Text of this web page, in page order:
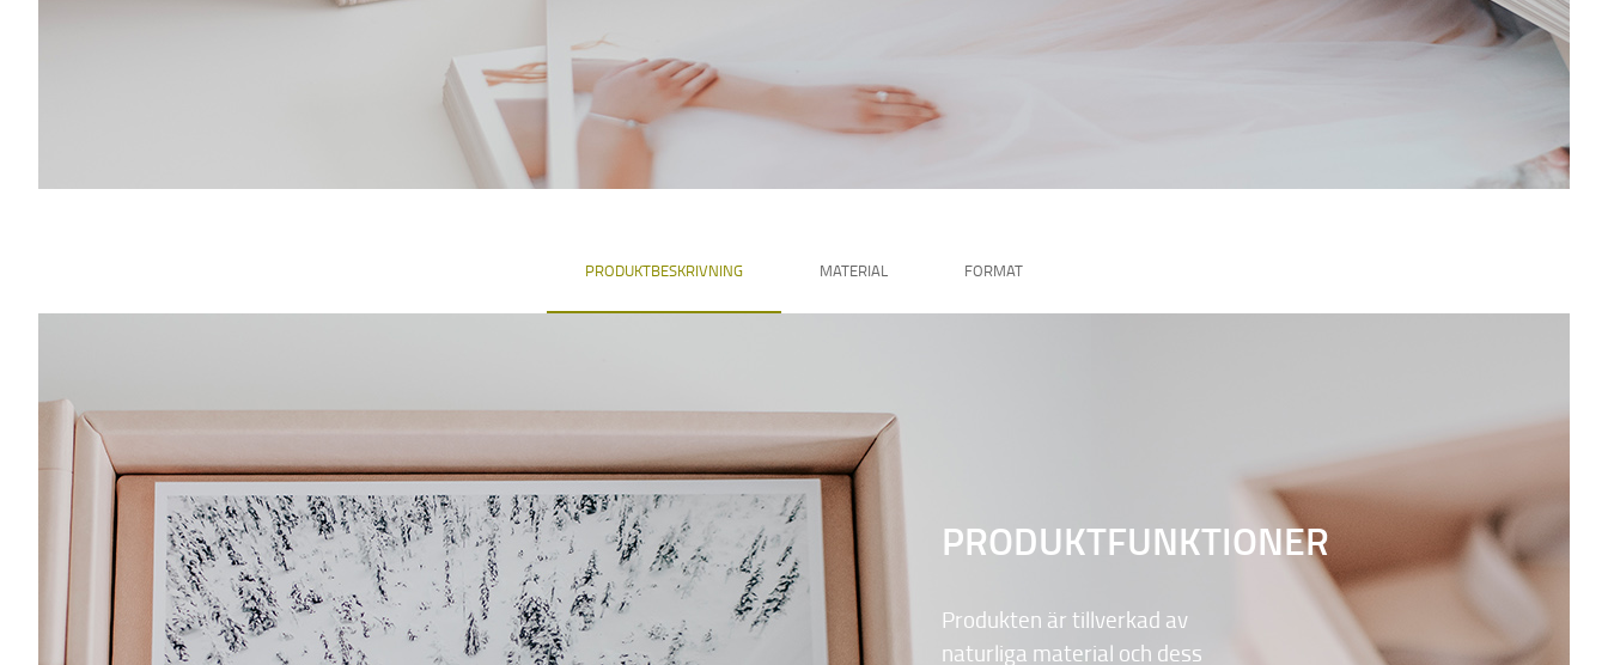
PRODUKTBESKRIVNING MATERIAL FORMAT
PRODUKTFUNKTIONER
Produkten är tillverkad av
naturliga material och dess